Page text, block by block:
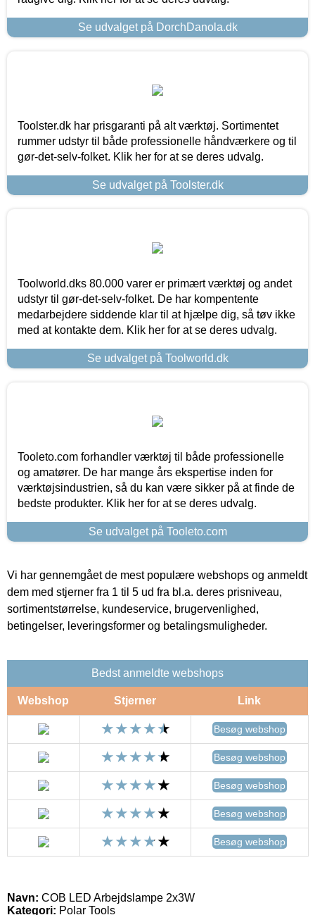
Se udvalget på DorchDanola.dk
Toolster.dk har prisgaranti på alt værktøj. Sortimentet
rummer udstyr til både professionelle håndværkere og til
gør-det-selv-folket. Klik her for at se deres udvalg.
Se udvalget på Toolster.dk
Toolworld.dks 80.000 varer er primært værktøj og andet
udstyr til gør-det-selv-folket. De har kompentente
medarbejdere siddende klar til at hjælpe dig, så tøv ikke
med at kontakte dem. Klik her for at se deres udvalg.
Se udvalget på Toolworld.dk
Tooleto.com forhandler værktøj til både professionelle
og amatører. De har mange års ekspertise inden for
værktøjsindustrien, så du kan være sikker på at finde de
bedste produkter. Klik her for at se deres udvalg.
Se udvalget på Tooleto.com
Vi har gennemgået de mest populære webshops og anmeldt
dem med stjerner fra 1 til 5 ud fra bl.a. deres prisniveau,
sortimentstørrelse, kundeservice, brugervenlighed,
betingelser, leveringsformer og betalingsmuligheder.
Bedst anmeldte webshops
Webshop Stjerner Link
Besøg webshop
Besøg webshop
Besøg webshop
Besøg webshop
Besøg webshop
Navn: COB LED Arbejdslampe 2x3W
Kategori: Polar Tools